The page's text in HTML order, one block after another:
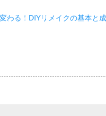
わる！DIYリメイクの基本と